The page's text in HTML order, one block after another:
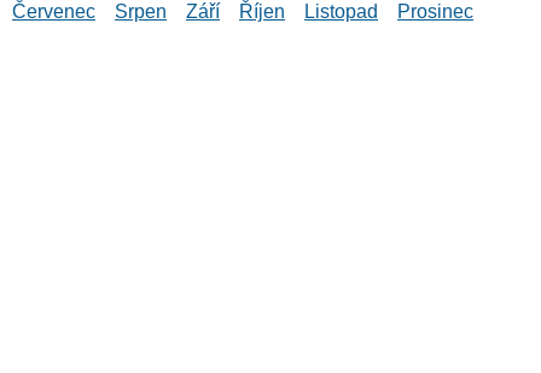
Červenec
Srpen Září Říjen Listopad Prosinec